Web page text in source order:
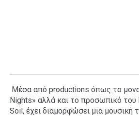
Μέσα από productions όπως το
Nights» αλλά και το προσωπικό του
Soil, έχει διαμορφώσει μια μουσική